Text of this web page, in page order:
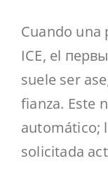
Cuando una
ICE, el
suele ser
fianza. Este
automático;
solicitada